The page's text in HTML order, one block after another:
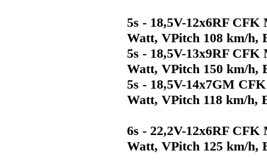
5s - 18,5V-12x6RF CFK
Watt, VPitch 108 km/h,
5s - 18,5V-13x9RF CFK
Watt, VPitch 150 km/h,
5s - 18,5V-14x7GM
Watt, VPitch 118 km/h,
6s - 22,2V-12x6RF CFK
Watt, VPitch 125 km/h,